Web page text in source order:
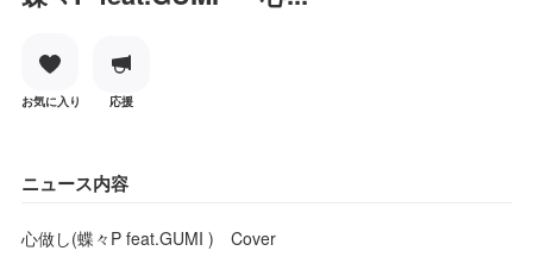
お気に入り 応援
ニュース内容
心做し(蝶々P feat.GUMI ) Cover